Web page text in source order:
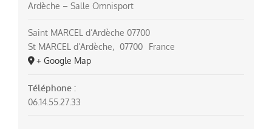
Ardèche – Salle Omnisport
Saint MARCEL d’Ardèche 07700
St MARCEL d’Ardèche, 07700
France
+ Google Map
Téléphone :
06.14.55.27.33